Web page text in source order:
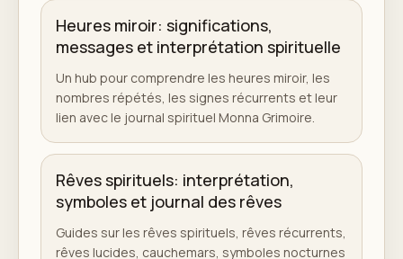
Heures miroir: significations,
messages et interprétation spirituelle
Un hub pour comprendre les heures miroir, les
nombres répétés, les signes récurrents et leur
lien avec le journal spirituel Monna Grimoire.
Rêves spirituels: interprétation,
symboles et journal des rêves
Guides sur les rêves spirituels, rêves récurrents,
rêves lucides, cauchemars, symboles nocturnes